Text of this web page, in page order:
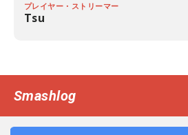
プレイヤー・ストリーマー
Tsu
Smashlog